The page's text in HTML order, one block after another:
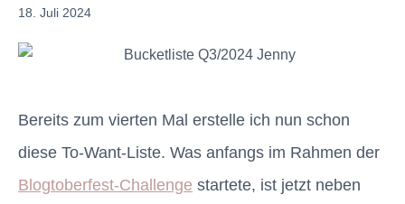
18. Juli 2024
Bereits zum vierten Mal erstelle ich nun schon
diese To-Want-Liste. Was anfangs im Rahmen der
Blogtoberfest-Challenge startete, ist jetzt neben